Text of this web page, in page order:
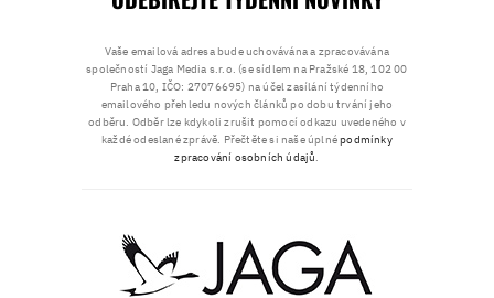
Vaše emailová adresa bude uchovávána a zpracovávána
společností Jaga Media s.r.o. (se sídlem na Pražské 18, 102 00
Praha 10, IČO: 27076695) na účel zasílání týdenního
emailového přehledu nových článků po dobu trvání jeho
odběru. Odběr lze kdykoli zrušit pomocí odkazu uvedeného v
každé odeslané zprávě. Přečtěte si naše úplnépodmínky
zpracování osobních údajů.